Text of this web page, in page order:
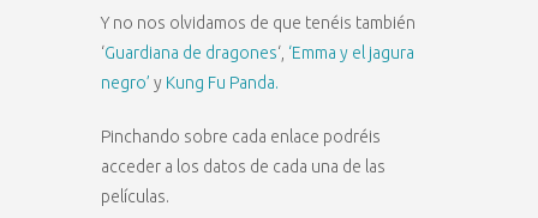
Y no nos olvidamos de que tenéis también
‘Guardiana de dragones‘, ‘Emma y el jagura
negro’ y Kung Fu Panda.
Pinchando sobre cada enlace podréis
acceder a los datos de cada una de las
películas.